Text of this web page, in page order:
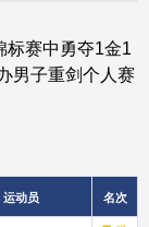
标赛中勇夺1金1
男子重剑个人赛
运动员 名次